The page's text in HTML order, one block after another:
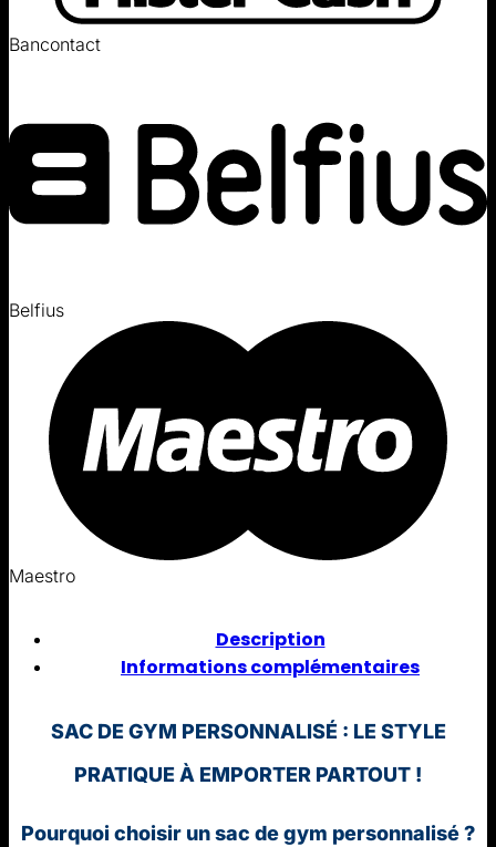
Bancontact
Belfius
Maestro
Description
Informations complémentaires
SAC DE GYM PERSONNALISÉ : LE STYLE
PRATIQUE À EMPORTER PARTOUT !
Pourquoi choisir un sac de gym personnalisé ?